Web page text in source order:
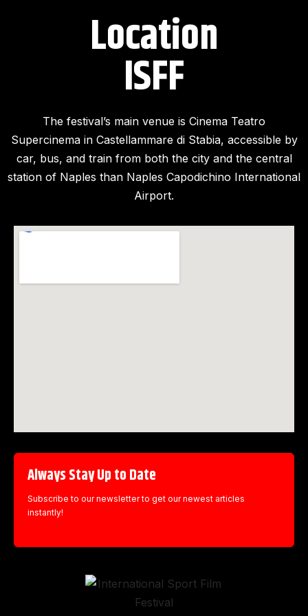
Location
ISFF​
The festival’s main venue is Cinema Teatro
Supercinema in Castellammare di Stabia, accessible by
car, bus, and train from both the city and the central
station of Naples than Naples Capodichino International
Airport.
Always Stay Up to Date
Subscribe to our newsletter to get our newest articles
instantly!